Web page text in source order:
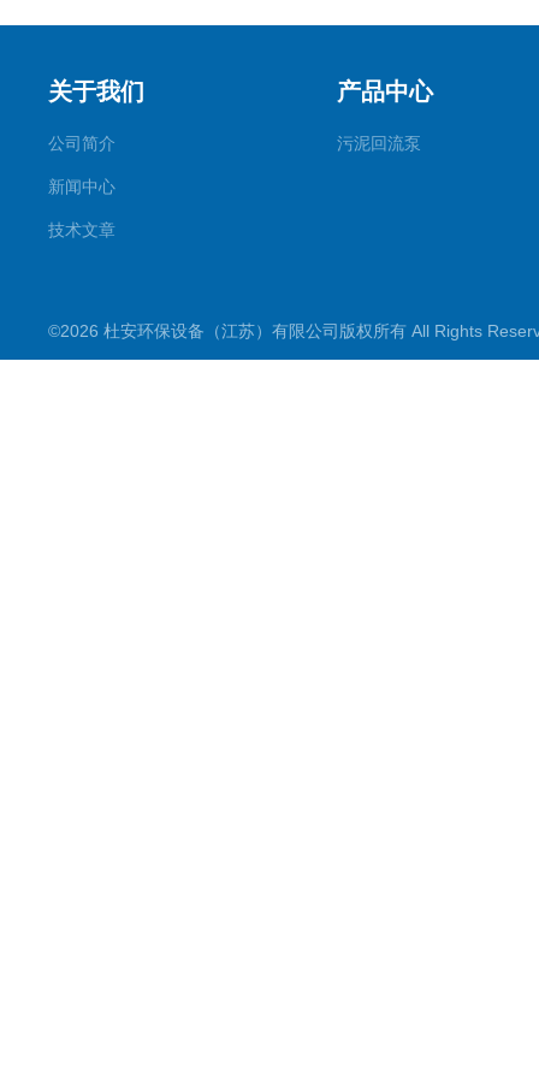
关于我们
公司简介
新闻中心
技术文章
产品中心
污泥回流泵
©2026 杜安环保设备（江苏）有限公司版权所有 All Rights